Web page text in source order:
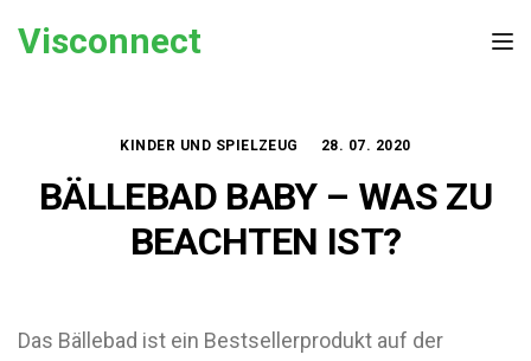
Visconnect
KINDER UND SPIELZEUG 28. 07. 2020
BÄLLEBAD BABY – WAS ZU
BEACHTEN IST?
Das Bällebad ist ein Bestsellerprodukt auf der